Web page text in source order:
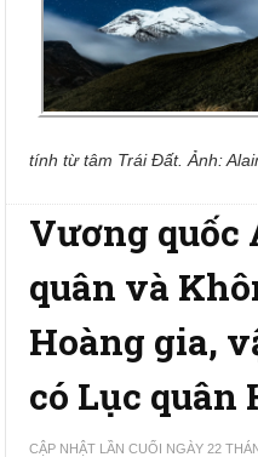
tính từ tâm Trái Đất. Ảnh:
Vương quốc
quân và
Hoàng gia,
có Lục quân
CẬP NHẬT LẦN CUỐI NGÀY 22